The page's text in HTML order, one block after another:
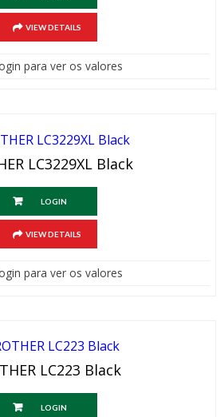
VIEW DETAILS
para ver os valores
LC3229XL Black
LOGIN
VIEW DETAILS
para ver os valores
LC223 Black
LOGIN